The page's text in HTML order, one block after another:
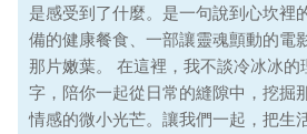
是感受到了什麼。是一句說到心坎裡
備的健康餐食、一部讓靈魂顫動的電
那片嫩葉。 在這裡，我不談冷冰冰的
字，陪你一起從日常的縫隙中，挖掘
情感的微小光芒。讓我們一起，把生